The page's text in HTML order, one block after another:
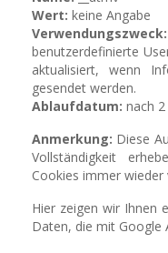
Wert: keine Angabe
Verwendungszweck:
benutzerdefinierte
aktualisiert, wenn
gesendet werden.
Ablaufdatum: nach 2
Anmerkung: Diese
Vollständigkeit
Cookies immer wieder
Hier zeigen wir Ihnen
Daten, die mit Google